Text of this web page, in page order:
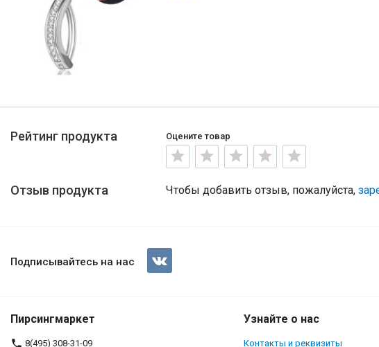
Рейтинг продукта Оцените товар
Отзыв продукта Чтобы добавить отзыв, пожалуйста,
Подписывайтесь на нас
Пирсингмаркет
8(495) 308-31-09
Узнайте о нас
Контакты и реквизиты